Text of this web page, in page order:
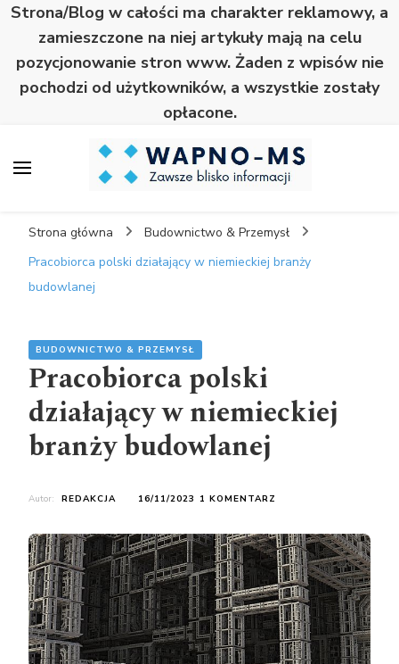
Strona/Blog w całości ma charakter reklamowy, a
zamieszczone na niej artykuły mają na celu
pozycjonowanie stron www. Żaden z wpisów nie
pochodzi od użytkowników, a wszystkie zostały
opłacone.
Strona główna
Budownictwo & Przemysł
Pracobiorca polski działający w niemieckiej branży
budowlanej
BUDOWNICTWO & PRZEMYSŁ
Pracobiorca polski
działający w niemieckiej
branży budowlanej
Autor: REDAKCJA 16/11/2023 1 KOMENTARZ
DZIAŁAJĄCY
W
NIEMIECKIEJ
BRANŻY
BUDOWLANEJ